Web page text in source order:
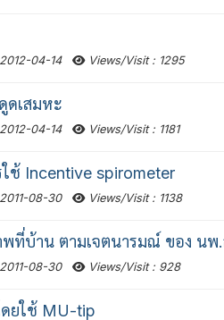
04-14 Views/Visit : 1295
ดเสมหะ
04-14 Views/Visit : 1181
ช้ Incentive spirometer
08-30 Views/Visit : 1138
ที่บ้าน ตามเจตนารมณ์ ของ นพ
08-30 Views/Visit : 928
ยใช้ MU-tip